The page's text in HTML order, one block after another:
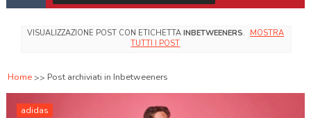
VISUALIZZAZIONE POST CON ETICHETTA INBETWEENERS. MOSTRA
TUTTI I POST
Home Post archiviati in Inbetweeners
adidas